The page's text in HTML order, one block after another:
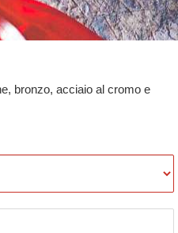
bronzo, acciaio al cromo e